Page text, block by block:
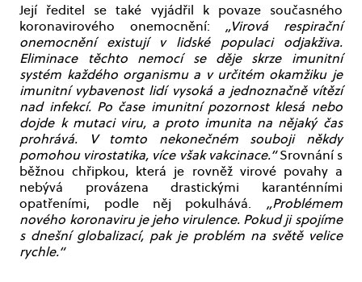
Její ředitel se také vyjádřil k povaze současného
koronavirového onemocnění: „Virová respirační
onemocnění existují v lidské populaci odjakživa.
Eliminace těchto nemocí se děje skrze imunitní
systém každého organismu a v určitém okamžiku je
imunitní vybavenost lidí vysoká a jednoznačně vítězí
nad infekcí. Po čase imunitní pozornost klesá nebo
dojde k mutaci viru, a proto imunita na nějaký čas
prohrává. V tomto nekonečném souboji někdy
pomohou virostatika, více však vakcinace.“Srovnání s
běžnou chřipkou, která je rovněž virové povahy a
nebývá provázena drastickými karanténními
opatřeními, podle něj pokulhává. „Problémem
nového koronaviru je jeho virulence. Pokud ji spojíme
s dnešní globalizací, pak je problém na světě velice
rychle.“